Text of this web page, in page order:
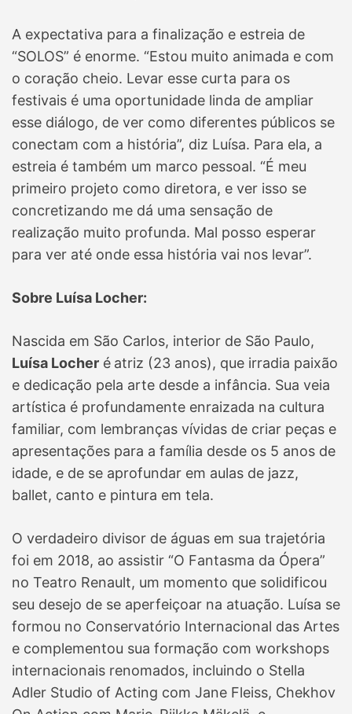
A expectativa para a finalização e estreia de
“SOLOS” é enorme. “Estou muito animada e com
o coração cheio. Levar esse curta para os
festivais é uma oportunidade linda de ampliar
esse diálogo, de ver como diferentes públicos se
conectam com a história”, diz Luísa. Para ela, a
estreia é também um marco pessoal. “É meu
primeiro projeto como diretora, e ver isso se
concretizando me dá uma sensação de
realização muito profunda. Mal posso esperar
para ver até onde essa história vai nos levar”.
Sobre Luísa Locher:
Nascida em São Carlos, interior de São Paulo,
Luísa Locher é atriz (23 anos), que irradia paixão
e dedicação pela arte desde a infância. Sua veia
artística é profundamente enraizada na cultura
familiar, com lembranças vívidas de criar peças e
apresentações para a família desde os 5 anos de
idade, e de se aprofundar em aulas de jazz,
ballet, canto e pintura em tela.
O verdadeiro divisor de águas em sua trajetória
foi em 2018, ao assistir “O Fantasma da Ópera”
no Teatro Renault, um momento que solidificou
seu desejo de se aperfeiçoar na atuação. Luísa se
formou no Conservatório Internacional das Artes
e complementou sua formação com workshops
internacionais renomados, incluindo o Stella
Adler Studio of Acting com Jane Fleiss, Chekhov